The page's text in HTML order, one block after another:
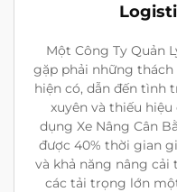
Một Công Ty Quản
gặp phải những thách
hiện có, dẫn đến tình
xuyên và thiếu hiệu
dụng Xe Nâng Cân
được 40% thời gian
và khả năng nâng
các tải trọng lớn